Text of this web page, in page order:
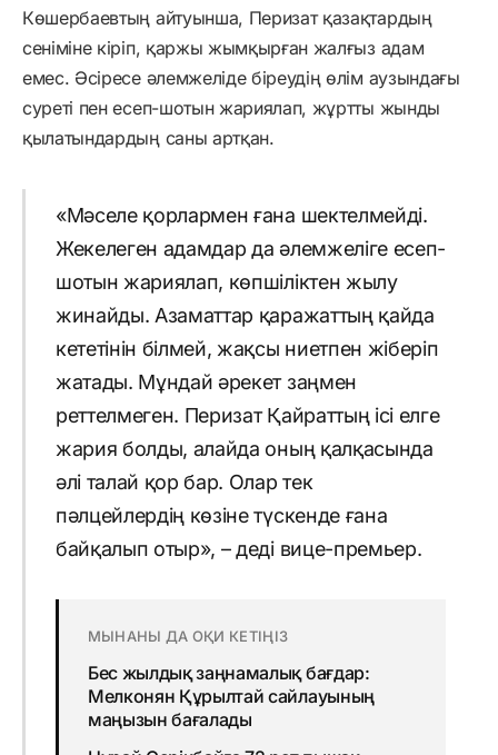
Көшербаевтың айтуынша, Перизат қазақтардың
сеніміне кіріп, қаржы жымқырған жалғыз адам
емес. Әсіресе әлемжеліде біреудің өлім аузындағы
суреті пен есеп-шотын жариялап, жұртты жынды
қылатындардың саны артқан.
«Мәселе қорлармен ғана шектелмейді.
Жекелеген адамдар да әлемжеліге есеп-
шотын жариялап, көпшіліктен жылу
жинайды. Азаматтар қаражаттың қайда
кететінін білмей, жақсы ниетпен жіберіп
жатады. Мұндай әрекет заңмен
реттелмеген. Перизат Қайраттың ісі елге
жария болды, алайда оның қалқасында
әлі талай қор бар. Олар тек
пәлцейлердің көзіне түскенде ғана
байқалып отыр», – деді вице-премьер.
МЫНАНЫ ДА ОҚИ КЕТІҢІЗ
Бес жылдық заңнамалық бағдар:
Мелконян Құрылтай сайлауының
маңызын бағалады